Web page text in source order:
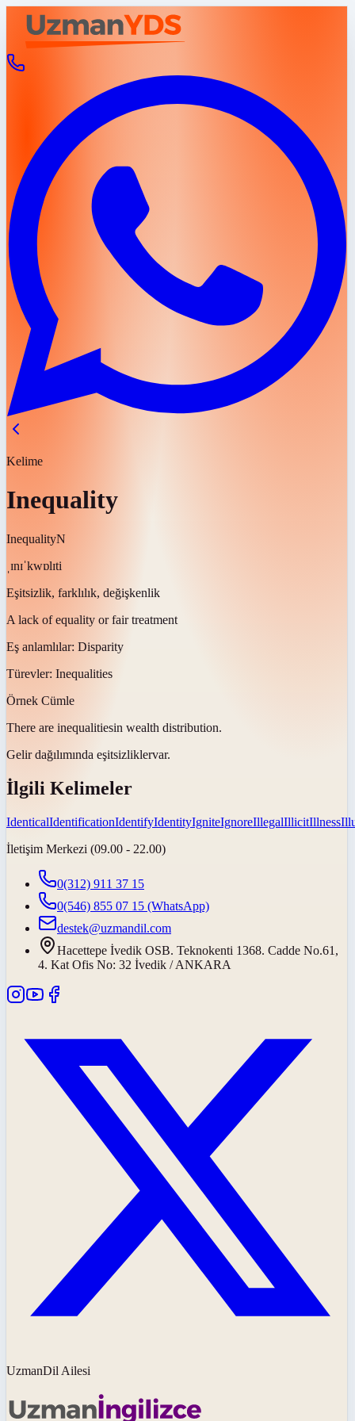
Kelime
Inequality
InequalityN
ˌɪnɪˈkwɒlɪti
Eşitsizlik, farklılık, değişkenlik
A lack of equality or fair treatment
Eş anlamlılar: Disparity
Türevler: Inequalities
Örnek Cümle
There are inequalitiesin wealth distribution.
Gelir dağılımında eşitsizliklervar.
İlgili Kelimeler
IdenticalIdentificationIdentifyIdentityIgniteIgnoreIllegalIllicitIllness
İletişim Merkezi (09.00 - 22.00)
0(312) 911 37 15
0(546) 855 07 15 (WhatsApp)
destek@uzmandil.com
Hacettepe İvedik OSB. Teknokenti 1368. Cadde No.61,
4. Kat Ofis No: 32 İvedik / ANKARA
UzmanDil Ailesi